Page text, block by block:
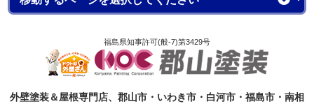
福島県知事許可(般-7)第3429号
外壁塗装＆屋根専門店、郡山市・いわき市・白河市・福島市・南相